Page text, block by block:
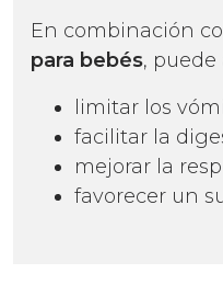
En combinación
para bebés, puede
limitar los
facilitar la
mejorar la
favorecer un